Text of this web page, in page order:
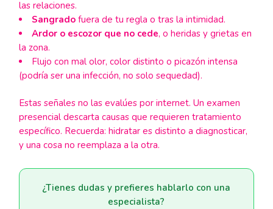
las relaciones.
Sangrado fuera de tu regla o tras la intimidad.
Ardor o escozor que no cede, o heridas y grietas en
la zona.
Flujo con mal olor, color distinto o picazón intensa
(podría ser una infección, no solo sequedad).
Estas señales no las evalúes por internet. Un examen
presencial descarta causas que requieren tratamiento
específico. Recuerda: hidratar es distinto a diagnosticar,
y una cosa no reemplaza a la otra.
¿Tienes dudas y prefieres hablarlo con una
especialista?